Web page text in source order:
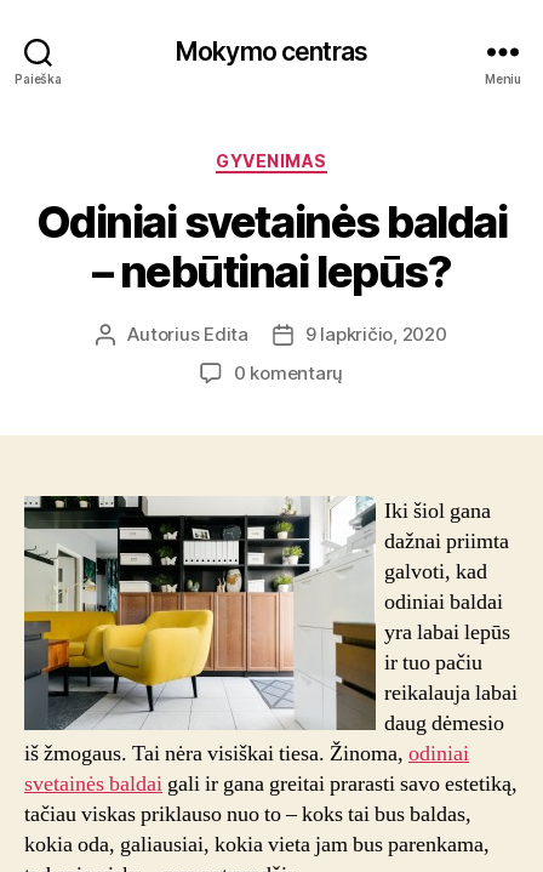
Paieška
Mokymo centras
Meniu
Kategorijos
GYVENIMAS
Odiniai svetainės baldai
– nebūtinai lepūs?
ĮrašoAutorius Edita
Įrašo9 lapkričio, 2020
0 komentarų
nebūtinai
lepūs?
Iki šiol gana
dažnai priimta
galvoti, kad
odiniai baldai
yra labai lepūs
ir tuo pačiu
reikalauja labai
daug dėmesio
iš žmogaus. Tai nėra visiškai tiesa. Žinoma, odiniai
svetainės baldai gali ir gana greitai prarasti savo estetiką,
tačiau viskas priklauso nuo to – koks tai bus baldas,
kokia oda, galiausiai, kokia vieta jam bus parenkama,